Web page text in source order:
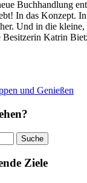
Buchhandlung
In das Konzept.
Und in die kleine,
Katrin
und Genießen
Ziele